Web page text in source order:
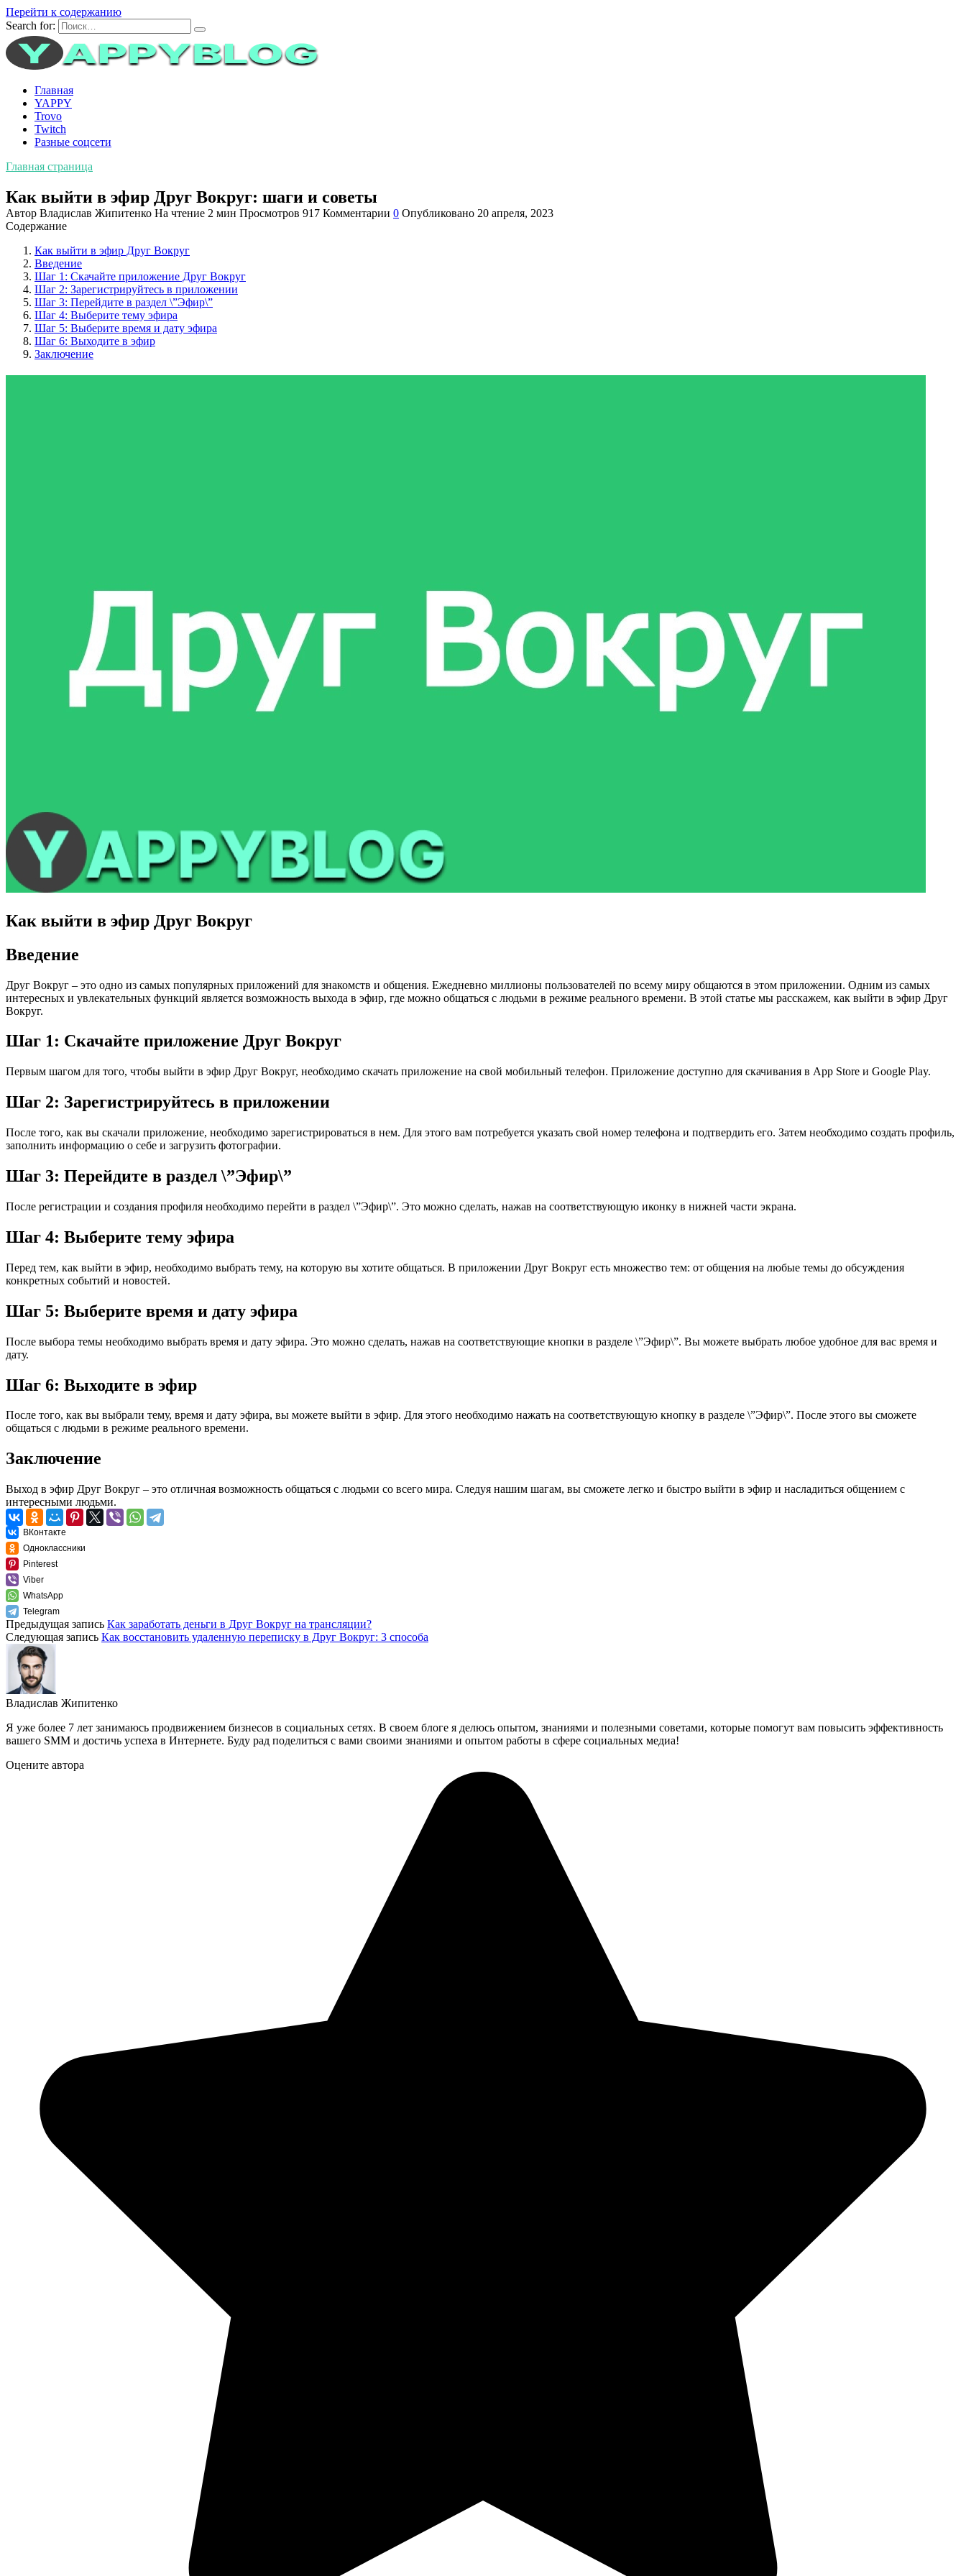
Перейти к содержанию
Search for:
Главная
YAPPY
Trovo
Twitch
Разные соцсети
Главная страница
Как выйти в эфир Друг Вокруг: шаги и советы
Автор Владислав Жипитенко На чтение 2 мин Просмотров 917 Комментарии 0 Опубликовано 20 апреля, 2023
Содержание
Как выйти в эфир Друг Вокруг
Введение
Шаг 1: Скачайте приложение Друг Вокруг
Шаг 2: Зарегистрируйтесь в приложении
Шаг 3: Перейдите в раздел \”Эфир\”
Шаг 4: Выберите тему эфира
Шаг 5: Выберите время и дату эфира
Шаг 6: Выходите в эфир
Заключение
Как выйти в эфир Друг Вокруг
Введение
Друг Вокруг – это одно из самых популярных приложений для знакомств и общения. Ежедневно миллионы пользователей по всему миру общаются в этом приложении. Одним из самых
интересных и увлекательных функций является возможность выхода в эфир, где можно общаться с людьми в режиме реального времени. В этой статье мы расскажем, как выйти в эфир Друг
Вокруг.
Шаг 1: Скачайте приложение Друг Вокруг
Первым шагом для того, чтобы выйти в эфир Друг Вокруг, необходимо скачать приложение на свой мобильный телефон. Приложение доступно для скачивания в App Store и Google Play.
Шаг 2: Зарегистрируйтесь в приложении
После того, как вы скачали приложение, необходимо зарегистрироваться в нем. Для этого вам потребуется указать свой номер телефона и подтвердить его. Затем необходимо создать профиль,
заполнить информацию о себе и загрузить фотографии.
Шаг 3: Перейдите в раздел \”Эфир\”
После регистрации и создания профиля необходимо перейти в раздел \”Эфир\”. Это можно сделать, нажав на соответствующую иконку в нижней части экрана.
Шаг 4: Выберите тему эфира
Перед тем, как выйти в эфир, необходимо выбрать тему, на которую вы хотите общаться. В приложении Друг Вокруг есть множество тем: от общения на любые темы до обсуждения
конкретных событий и новостей.
Шаг 5: Выберите время и дату эфира
После выбора темы необходимо выбрать время и дату эфира. Это можно сделать, нажав на соответствующие кнопки в разделе \”Эфир\”. Вы можете выбрать любое удобное для вас время и
дату.
Шаг 6: Выходите в эфир
После того, как вы выбрали тему, время и дату эфира, вы можете выйти в эфир. Для этого необходимо нажать на соответствующую кнопку в разделе \”Эфир\”. После этого вы сможете
общаться с людьми в режиме реального времени.
Заключение
Выход в эфир Друг Вокруг – это отличная возможность общаться с людьми со всего мира. Следуя нашим шагам, вы сможете легко и быстро выйти в эфир и насладиться общением с
интересными людьми.
ВКонтакте
Одноклассники
Pinterest
Viber
WhatsApp
Telegram
Предыдущая запись Как заработать деньги в Друг Вокруг на трансляции?
Следующая запись Как восстановить удаленную переписку в Друг Вокруг: 3 способа
Владислав Жипитенко
Я уже более 7 лет занимаюсь продвижением бизнесов в социальных сетях. В своем блоге я делюсь опытом, знаниями и полезными советами, которые помогут вам повысить эффективность
вашего SMM и достичь успеха в Интернете. Буду рад поделиться с вами своими знаниями и опытом работы в сфере социальных медиа!
Оцените автора